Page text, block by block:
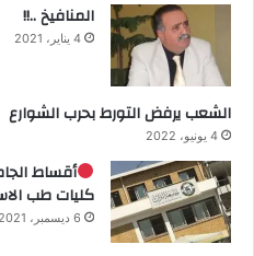
المنافيخ ..!!
4 يناير، 2021
الشعب يرفض التورط بحرب الشوارع
4 يونيو، 2022
أقساط
كليات طب
6 ديسمبر، 2021